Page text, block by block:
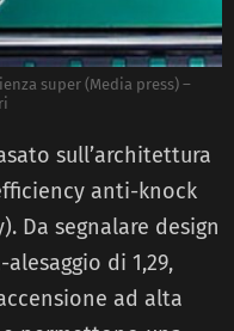
super (Media press) –
sull’architettura
anti-knock
Da segnalare design
di 1,29,
ad alta